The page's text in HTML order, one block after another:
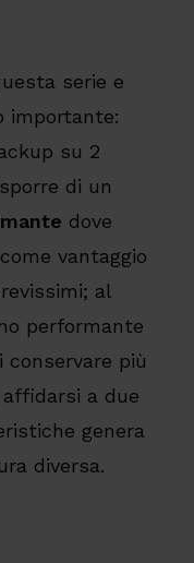
serie e
importante:
su 2
di un
dove
vantaggio
al
performante
più
a due
genera
diversa.